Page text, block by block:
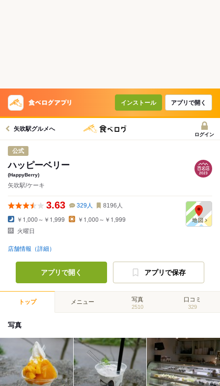
インストール アプリで開く
矢吹駅グルメへ
ログイン
公式
ハッピーベリー
(HappyBerry)
矢吹駅/ケーキ
3.63 329人 8196 人
￥1,000～￥1,999
￥1,000～￥1,999
火曜日
店舗情報（詳細）
アプリで開く アプリで保存
トップ メニュー 写真
2510
口コミ
329
写真